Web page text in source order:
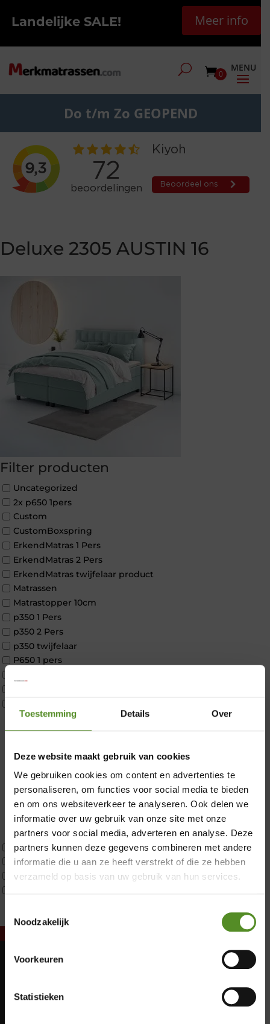
Toestemming Details Over
Deze website maakt gebruik van cookies
We gebruiken cookies om content en advertenties te
personaliseren, om functies voor social media te bieden
en om ons websiteverkeer te analyseren. Ook delen we
informatie over uw gebruik van onze site met onze
partners voor social media, adverteren en analyse. Deze
partners kunnen deze gegevens combineren met andere
informatie die u aan ze heeft verstrekt of die ze hebben
verzameld op basis van uw gebruik van hun services.
Noodzakelijk
Voorkeuren
Statistieken
Landelijke SALE! Meer info
0
Do t/m Zo GEOPEND
Deluxe 2305 AUSTIN 16
Filter producten
Uncategorized
2x p650 1pers
Custom
CustomBoxspring
ErkendMatras 1 Pers
ErkendMatras 2 Pers
ErkendMatras twijfelaar product
Matrassen
Matrastopper 10cm
p350 1 Pers
p350 2 Pers
p350 twijfelaar
P650 1 pers
Maatvoering
1 persoon
2 personen split
Twijfelaar
Materiaal
Koudschuim
Latex
Traagschuim
Tweepersoons 1 kern
Tweepersoons 1 kern product
Tweepersoons 2 kernen
Dinsdag: Gesloten
Donderdag 12:00 – 17:00